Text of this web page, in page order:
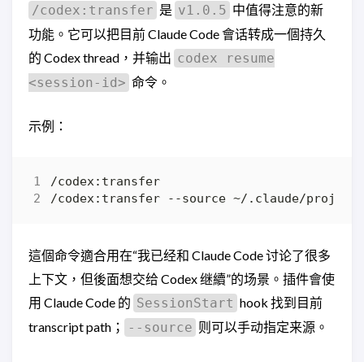
/codex:transfer 是 v1.0.5 中值得注意的新
功能。它可以把目前 Claude Code 會话转成一個持久
的 Codex thread，并输出 codex resume
<session-id> 命令。
示例：
這個命令適合用在“我已经和 Claude Code 讨论了很多
上下文，但後面想交给 Codex 继續”的场景。插件會使
用 Claude Code 的 SessionStart hook 找到目前
transcript path；
--source 则可以手动指定来源。